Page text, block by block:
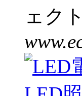
ェク